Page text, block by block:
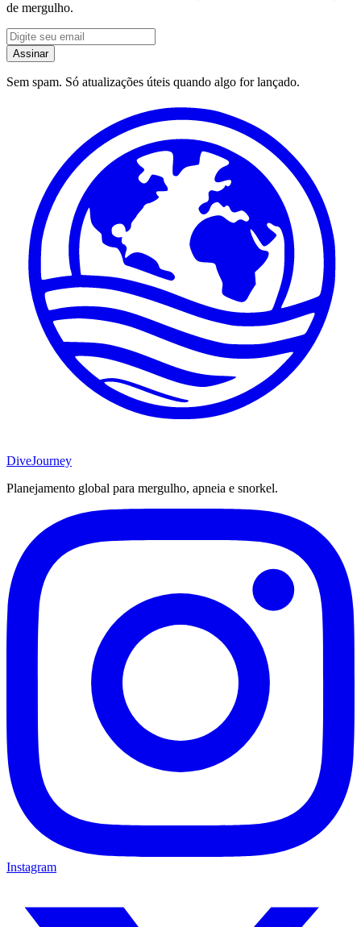
de mergulho.
Assinar
Sem spam. Só atualizações úteis quando algo for lançado.
DiveJourney
Planejamento global para mergulho, apneia e snorkel.
Instagram